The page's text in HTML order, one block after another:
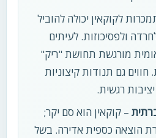
לקוקאין יכולה להוביל
ולפסיכוזות. לעיתים
מורגשת תחושת "ריק"
גם תנודות קיצוניות
רגשית.
– קוקאין הוא סם יקר;
הוצאה כספית אדירה. בשל